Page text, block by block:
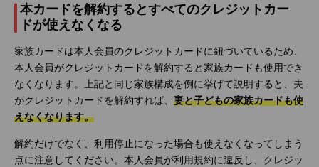
本カードを解約するとすべてのクレジットカー
ドが使えなくなる
家族カードは本人会員のクレジットカードに紐づいているため、
本人会員がクレジットカードを解約すると家族カードも使用でき
なくなります。上記と同じ家族構成を例に挙げて説明すると、夫
がクレジットカードを解約すれば、 妻と子どもの家族カードも使
えなくなります。
解約だけでなく、利用停止になった場合も使えなくなってしまう
点に注意してください。本人会員が利用規約に違反し、クレジッ